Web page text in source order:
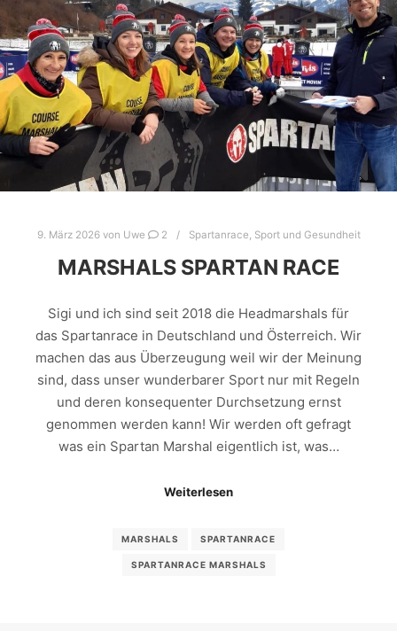
9. März 2026von Uwe 2 Spartanrace, Sport und Gesundheit
MARSHALS SPARTAN RACE
Sigi und ich sind seit 2018 die Headmarshals für
das Spartanrace in Deutschland und Österreich. Wir
machen das aus Überzeugung weil wir der Meinung
sind, dass unser wunderbarer Sport nur mit Regeln
und deren konsequenter Durchsetzung ernst
genommen werden kann! Wir werden oft gefragt
was ein Spartan Marshal eigentlich ist, was…
Weiterlesen
MARSHALS SPARTANRACE
SPARTANRACE MARSHALS